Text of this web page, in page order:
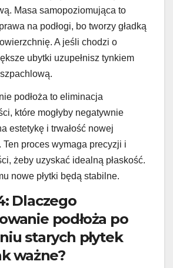
Masa samopoziomująca to
na podłogi, bo tworzy gładką
A jeśli chodzi o
ubytki uzupełnisz tynkiem
podłoża to eliminacja
które mogłyby negatywnie
estetykę i trwałość nowej
Ten proces wymaga precyzji i
żeby uzyskać idealną płaskość.
nowe płytki będą stabilne.
Dlaczego
podłoża po
starych płytek
ważne?